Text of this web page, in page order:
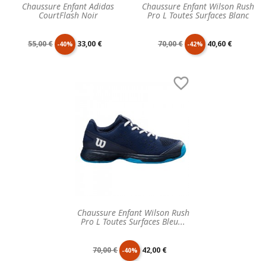
Chaussure Enfant Adidas
CourtFlash Noir
Prix
55,00 € -40% Prix
33,00 €
Chaussure Enfant Wilson Rush
Pro L Toutes Surfaces Blanc
Prix
70,00 € -42% Prix
40,60 €
Chaussure Enfant Wilson Rush
Pro L Toutes Surfaces Bleu...

Prix
70,00 € -40% Prix
42,00 €